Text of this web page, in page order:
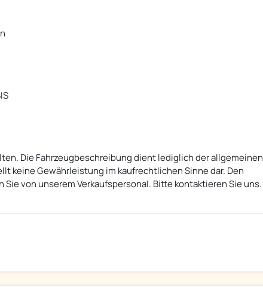
Die Fahrzeugbeschreibung dient lediglich der allgemeinen
keine Gewährleistung im kaufrechtlichen Sinne dar. Den
von unserem Verkaufspersonal. Bitte kontaktieren Sie uns.